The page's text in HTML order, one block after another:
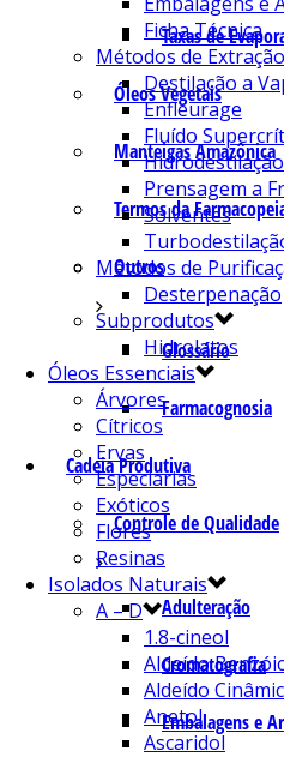
Taxas de
Óleos Vegetais
Manteigas Amazônica
Termos da
Outros
Glossário
Farmacognosia
Cadeia Produtiva
Controle de Qualidade
Adulteração
Cromatografia
Embalagens e
Ficha Técnica
Métodos de Extração
Destilação a
Enfleurage
Fluído
Hidrodestilação
Prensagem a
Solventes
Métodos de
Desterpenação
Subprodutos
Hidrolatos
Óleos Essenciais
Árvores
Cítricos
Ervas
Especiarias
Exóticos
Flores
Resinas
Isolados Naturais
A – D
1.8-cineol
Aldeído
Aldeído
Anetol
Ascaridol